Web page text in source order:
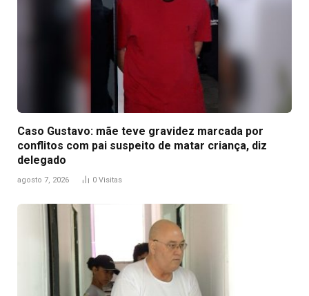
Caso Gustavo: mãe teve gravidez marcada por
conflitos com pai suspeito de matar criança, diz
delegado
agosto 7, 2026 0 Visitas